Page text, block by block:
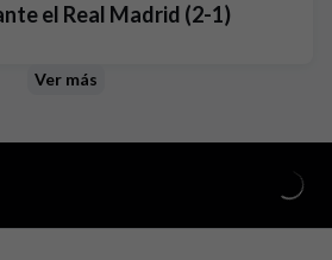
el Real Madrid (2-1)
Ver más